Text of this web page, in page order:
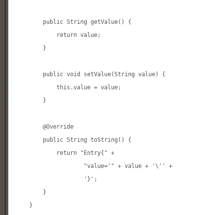
        public String getValue() {
            return value;
        }
        public void setValue(String value) {
            this.value = value;
        }
        @Override
        public String toString() {
            return "Entry{" +
                    "value='" + value + '\'' +
                    '}';
        }
    }